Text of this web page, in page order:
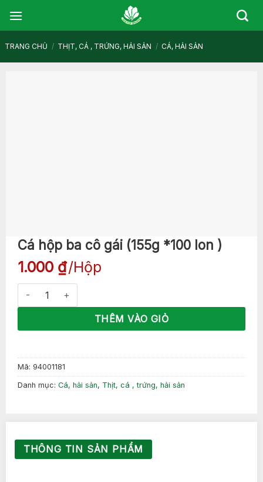
TRANG CHỦ / THỊT, CÁ , TRỨNG, HẢI SẢN / CÁ, HẢI SẢN
Cá hộp ba cô gái (155g *100 lon )
1.000 ₫ Hộp
Cá hộp ba cô gái (155g *100 lon ) số lượng
THÊM VÀO GIỎ
Mã: 94001181
Danh mục: Cá, hải sản, Thịt, cá , trứng, hải sản
THÔNG TIN SẢN PHẨM